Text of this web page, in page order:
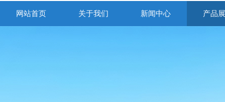
网站首页 关于我们 新闻中心 产品